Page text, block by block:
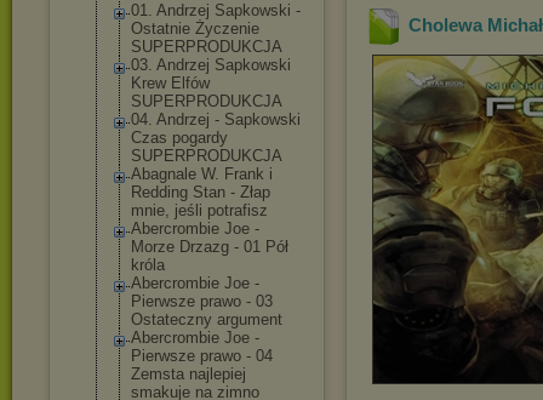
01. Andrzej Sapkowski -
Ostatnie Życzenie
SUPERPRODUKCJA
03. Andrzej Sapkowski
Krew Elfów
SUPERPRODUKCJA
04. Andrzej - Sapkowski
Czas pogardy
SUPERPRODUKCJA
Abagnale W. Frank i
Redding Stan - Złap
mnie, jeśli potrafisz
Abercrombie Joe -
Morze Drzazg - 01 Pół
króla
Abercrombie Joe -
Pierwsze prawo - 03
Ostateczny argument
Abercrombie Joe -
Pierwsze prawo - 04
Zemsta najlepiej
smakuje na zimno
Cholewa